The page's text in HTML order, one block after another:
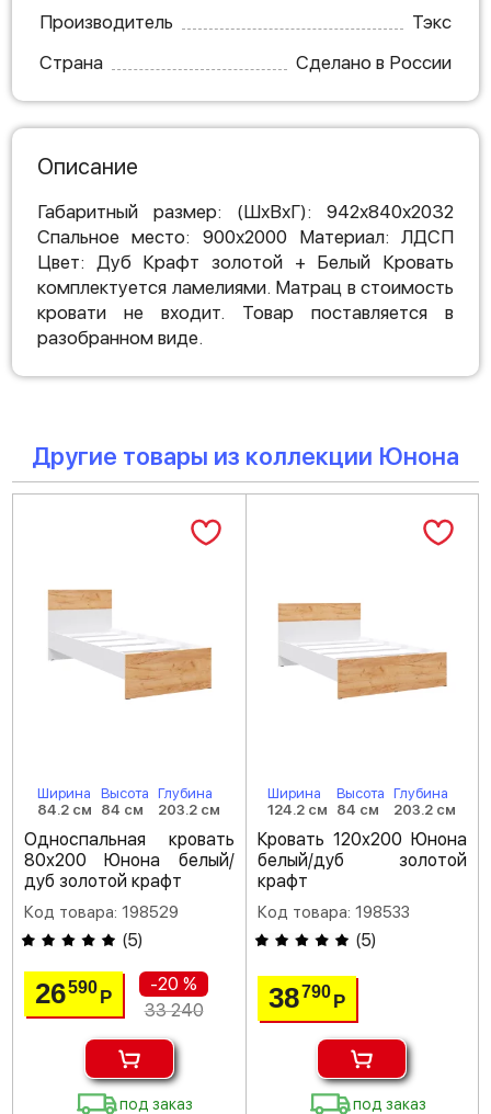
Производитель
Тэкс
Страна
Сделано в России
Описание
Габаритный размер: (ШхВхГ): 942х840х2032
Спальное место: 900х2000 Материал: ЛДСП
Цвет: Дуб Крафт золотой + Белый Кровать
комплектуется ламелиями. Матрац в стоимость
кровати не входит. Товар поставляется в
разобранном виде.
Другие товары из коллекции Юнона
Ширина
84.2 см
Высота
84 см
Глубина
203.2 см
Односпальная кровать
80х200 Юнона белый/
дуб золотой крафт
Код товара: 198529
(5)
26590Р
-20 %
33 240
под заказ
Ширина
124.2 см
Высота
84 см
Глубина
203.2 см
Кровать 120х200 Юнона
белый/дуб золотой
крафт
Код товара: 198533
(5)
38790 Р
под заказ